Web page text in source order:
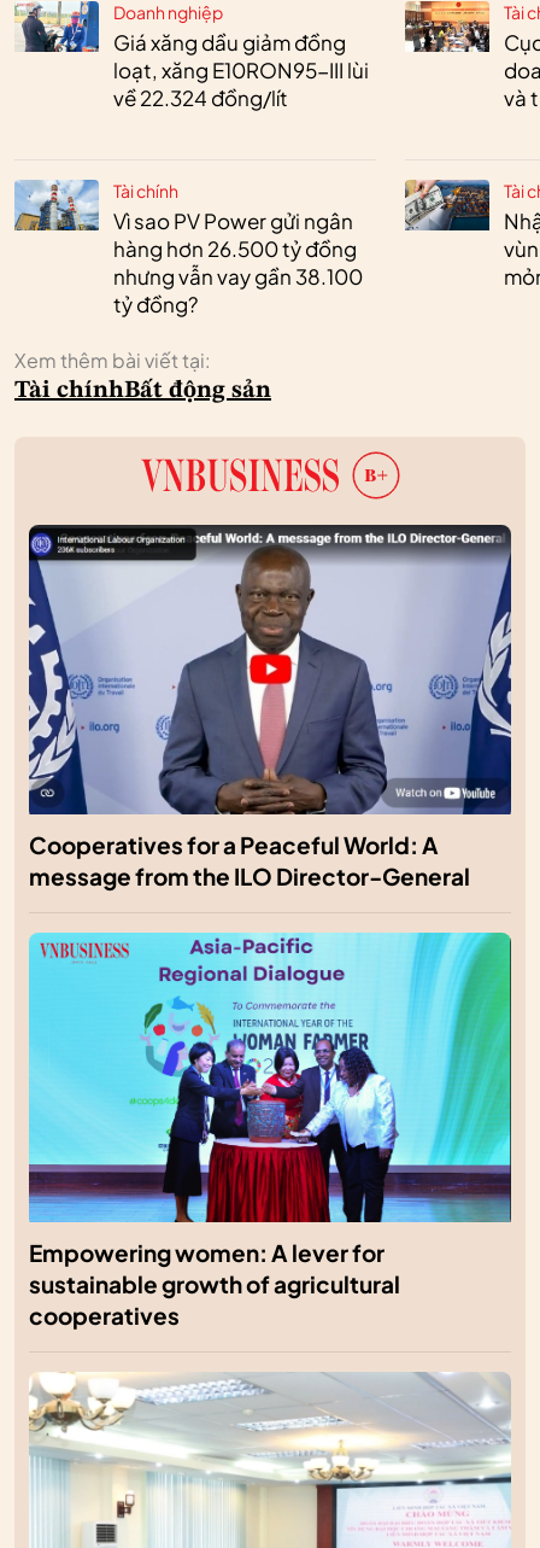
Doanh nghiệp
Giá xăng dầu giảm đồng
loạt, xăng E10RON95-III lùi
về 22.324 đồng/lít
Tài chính
Vì sao PV Power gửi ngân
hàng hơn 26.500 tỷ đồng
nhưng vẫn vay gần 38.100
tỷ đồng?
Tài
và
Tài
Xem thêm bài viết tại:
Tài chínhBất động sản
Cooperatives for a Peaceful World: A
message from the ILO Director-General
Empowering women: A lever for
sustainable growth of agricultural
cooperatives